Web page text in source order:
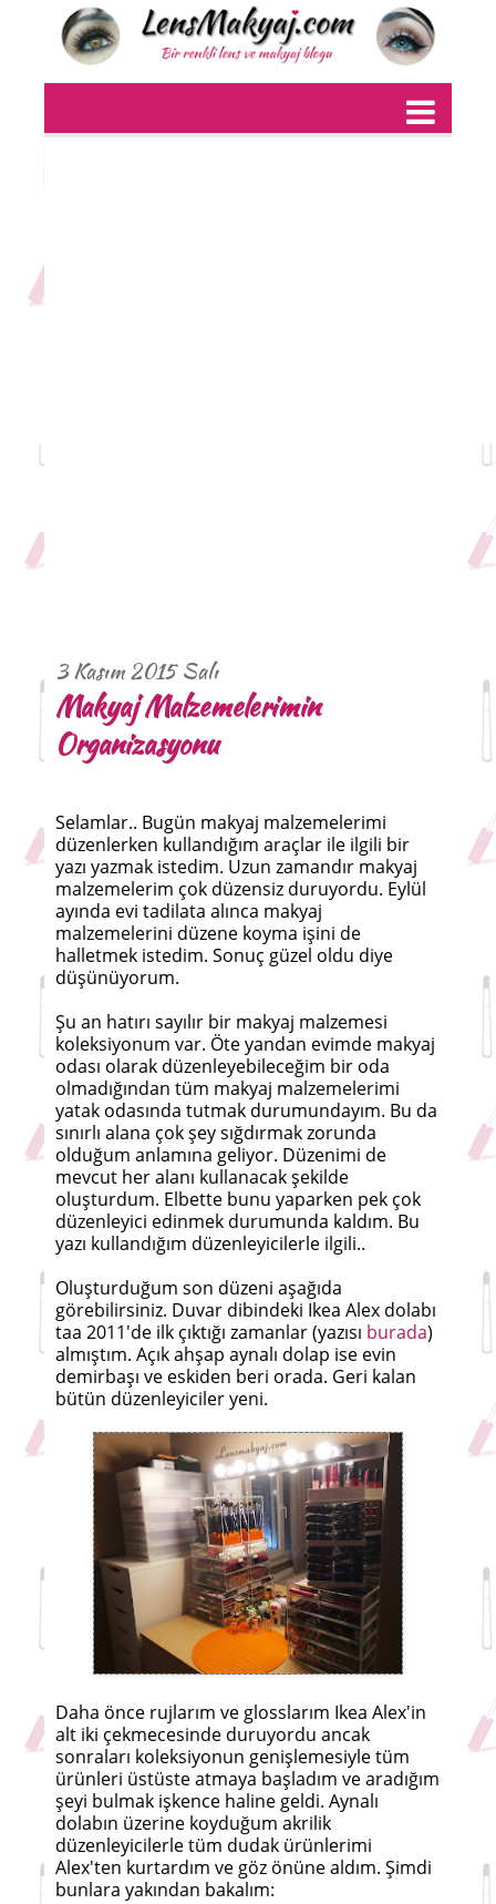
3 Kasım 2015 Salı
Makyaj Malzemelerimin
Organizasyonu
Selamlar.. Bugün makyaj malzemelerimi
düzenlerken kullandığım araçlar ile ilgili bir
yazı yazmak istedim. Uzun zamandır makyaj
malzemelerim çok düzensiz duruyordu. Eylül
ayında evi tadilata alınca makyaj
malzemelerini düzene koyma işini de
halletmek istedim. Sonuç güzel oldu diye
düşünüyorum.
Şu an hatırı sayılır bir makyaj malzemesi
koleksiyonum var. Öte yandan evimde makyaj
odası olarak düzenleyebileceğim bir oda
olmadığından tüm makyaj malzemelerimi
yatak odasında tutmak durumundayım. Bu da
sınırlı alana çok şey sığdırmak zorunda
olduğum anlamına geliyor. Düzenimi de
mevcut her alanı kullanacak şekilde
oluşturdum. Elbette bunu yaparken pek çok
düzenleyici edinmek durumunda kaldım. Bu
yazı kullandığım düzenleyicilerle ilgili..
Oluşturduğum son düzeni aşağıda
görebilirsiniz. Duvar dibindeki Ikea Alex dolabı
taa 2011'de ilk çıktığı zamanlar (yazısı burada)
almıştım. Açık ahşap aynalı dolap ise evin
demirbaşı ve eskiden beri orada. Geri kalan
bütün düzenleyiciler yeni.
Daha önce rujlarım ve glosslarım Ikea Alex'in
alt iki çekmecesinde duruyordu ancak
sonraları koleksiyonun genişlemesiyle tüm
ürünleri üstüste atmaya başladım ve aradığım
şeyi bulmak işkence haline geldi. Aynalı
dolabın üzerine koyduğum akrilik
düzenleyicilerle tüm dudak ürünlerimi
Alex'ten kurtardım ve göz önüne aldım. Şimdi
bunlara yakından bakalım: